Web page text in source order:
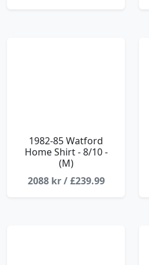
1982-85 Watford
Home Shirt - 8/10 -
(M)
2088 kr / £239.99